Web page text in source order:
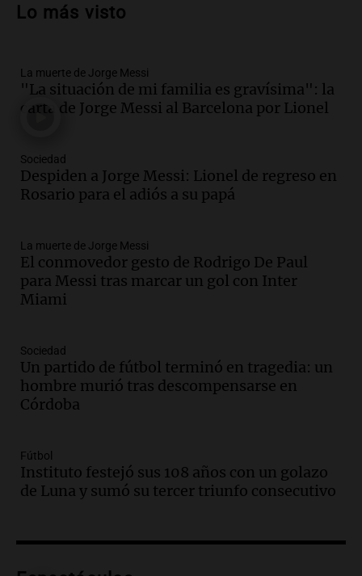
vehículos desde un puente
Audio.Tragedia en Mendoza: un muerto
y cinco heridos tras caer dos autos desde
un puente
Audio.Messi llegará esta noche a
Rosario para acompañar a su familia
Episodios
Audio.Ley de Propiedad Privada: el revés
en el Congreso expuso una debilidad
comunicacional del Gobierno
Episodios
Audio.Casabindo se prepara para una
celebración única: 30.000 turistas y el
tradicional Toreo de la Vincha
Audio.Borges, abogada de Pourrain:
"Tres hombres se lo llevaron para
hacerle preguntas y nunca regresó"
Episodios
Lo más visto
La muerte de Jorge Messi
"La situación de mi familia es gravísima": la
carta de Jorge Messi al Barcelona por Lionel
Sociedad
Despiden a Jorge Messi: Lionel de regreso en
Rosario para el adiós a su papá
La muerte de Jorge Messi
El conmovedor gesto de Rodrigo De Paul
para Messi tras marcar un gol con Inter
Miami
Sociedad
Un partido de fútbol terminó en tragedia: un
hombre murió tras descompensarse en
Córdoba
Fútbol
Instituto festejó sus 108 años con un golazo
de Luna y sumó su tercer triunfo consecutivo